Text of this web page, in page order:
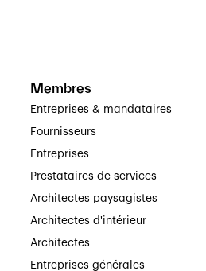
Membres
Entreprises & mandataires
Fournisseurs
Entreprises
Prestataires de services
Architectes paysagistes
Architectes d'intérieur
Architectes
Entreprises générales